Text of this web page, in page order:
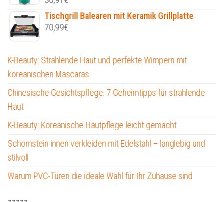
Tischgrill Balearen mit Keramik Grillplatte
70,99€
K-Beauty: Strahlende Haut und perfekte Wimpern mit
koreanischen Mascaras
Chinesische Gesichtspflege: 7 Geheimtipps für strahlende
Haut
K-Beauty: Koreanische Hautpflege leicht gemacht
Schornstein innen verkleiden mit Edelstahl – langlebig und
stilvoll
Warum PVC-Türen die ideale Wahl für Ihr Zuhause sind